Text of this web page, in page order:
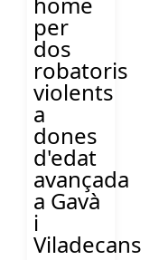
per
dos
robatoris
violents
a
dones
d'edat
avançada
a Gavà
i
Viladecans